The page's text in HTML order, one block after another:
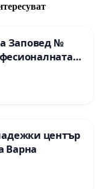
Заповед №
в
икономика и
център
Варна